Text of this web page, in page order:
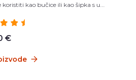
koristiti kao bučice ili kao šipka s u...
€